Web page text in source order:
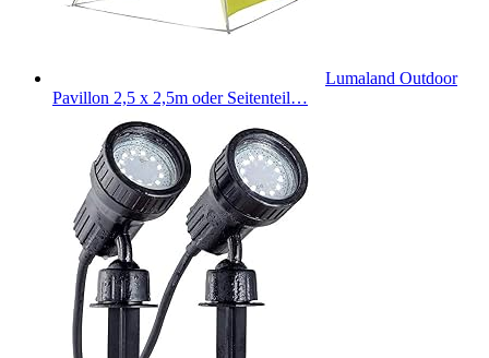
Lumaland Outdoor
Pavillon 2,5 x 2,5m oder Seitenteil…